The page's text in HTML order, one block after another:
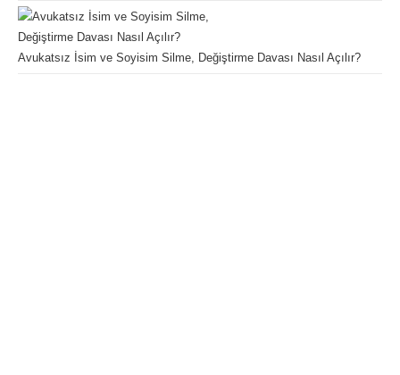
Avukatsız İsim ve Soyisim Silme, Değiştirme Davası Nasıl Açılır?